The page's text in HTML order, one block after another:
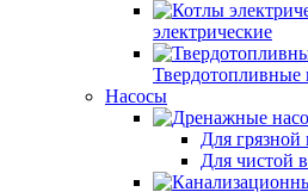
электрические
Твердотопливные
Насосы
Для грязной
Для чистой